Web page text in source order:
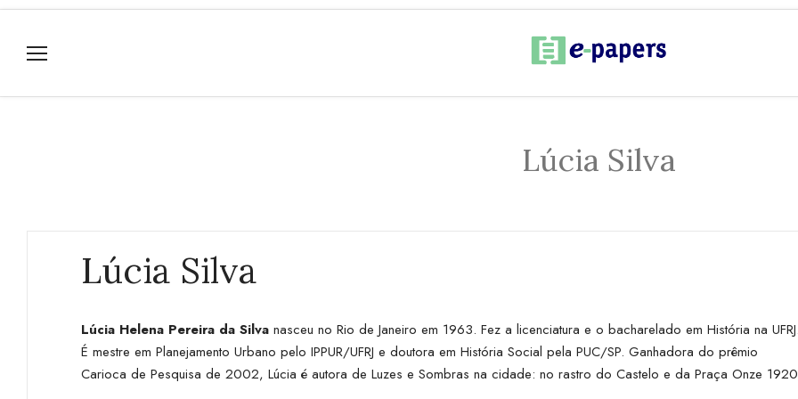
Lúcia Silva
Lúcia Silva
Lúcia Helena Pereira da Silva nasceu no Rio de Janeiro em 1963. Fez a licenciatura e o bacharelado em História na UFRJ.
É mestre em Planejamento Urbano pelo IPPUR/UFRJ e doutora em História Social pela PUC/SP. Ganhadora do prêmio
Carioca de Pesquisa de 2002, Lúcia é autora de Luzes e Sombras na cidade: no rastro do Castelo e da Praça Onze